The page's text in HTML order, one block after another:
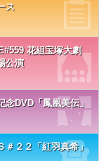
ス
花組宝塚大劇
公演
念DVD「鳳凰美伝」
＃２２「紅羽真希」